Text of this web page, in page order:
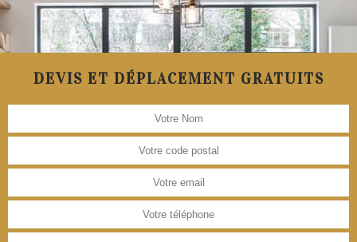
DEVIS ET DÉPLACEMENT GRATUITS